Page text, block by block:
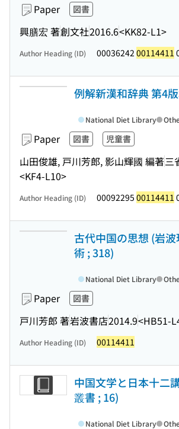
Paper 図書
興膳宏 著創文社2016.6<KK82-L1>
Author Heading (ID) 00036242 00114411
例解新漢和辞典 第4
Paper 図書 児童書
山田俊雄, 戸川芳郎, 影山輝國 編著三
<KF4-L10>
National Diet Library
Author Heading (ID) 00092295 00114411
古代中国の思想 (岩
術 ; 318)
Paper 図書
戸川芳郎 著岩波書店2014.9<HB51-
National Diet Library
Author Heading (ID) 00114411
中国文学と日本十二
叢書 ; 16)
National Diet Library